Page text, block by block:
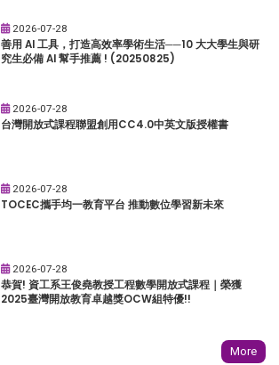
2026-07-28
善用 AI 工具，打造高效率學術生活──10 大大學生與研
究生必備 AI 幫手推薦 ! (20250825)
2026-07-28
台灣開放式課程聯盟創用CC4.0中英文版授權書
2026-07-28
TOCEC攜手均一教育平台 推動數位學習新未來
2026-07-28
恭賀! 資工系王俊堯教授工程數學開放式課程｜榮獲
2025臺灣開放教育卓越獎OCW組特優!!
More